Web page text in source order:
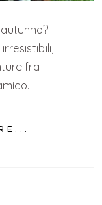
autunno?
fra